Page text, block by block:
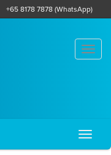
+65 8178 7878 (WhatsApp)